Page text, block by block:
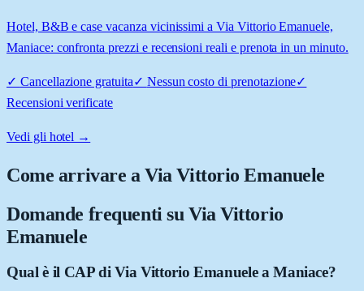
Hotel, B&B e case vacanza vicinissimi a Via Vittorio Emanuele,
Maniace: confronta prezzi e recensioni reali e prenota in un minuto.
✓ Cancellazione gratuita✓ Nessun costo di prenotazione✓
Recensioni verificate
Vedi gli hotel →
Come arrivare aVia Vittorio Emanuele
Domande frequenti su Via Vittorio
Emanuele
Qual è il CAP di Via Vittorio Emanuele a Maniace?